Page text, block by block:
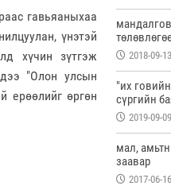
гавьяаныхаа
үнэтэй
хүчин зүтгэж
"Олон улсын
ерөөлийг өргөн
2018-09-13
"их
сүргийн
2019-09-09
мал,
заавар
2017-06-16